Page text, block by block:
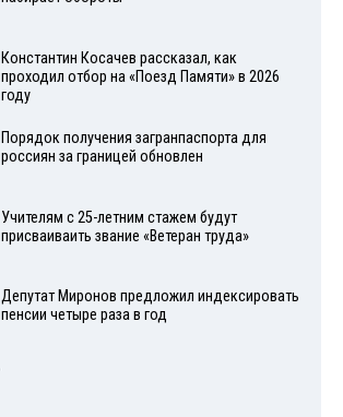
Константин Косачев рассказал, как
проходил отбор на «Поезд Памяти» в 2026
году
Порядок получения загранпаспорта для
россиян за границей обновлен
Учителям с 25-летним стажем будут
присваиваить звание «Ветеран труда»
Депутат Миронов предложил индексировать
пенсии четыре раза в год